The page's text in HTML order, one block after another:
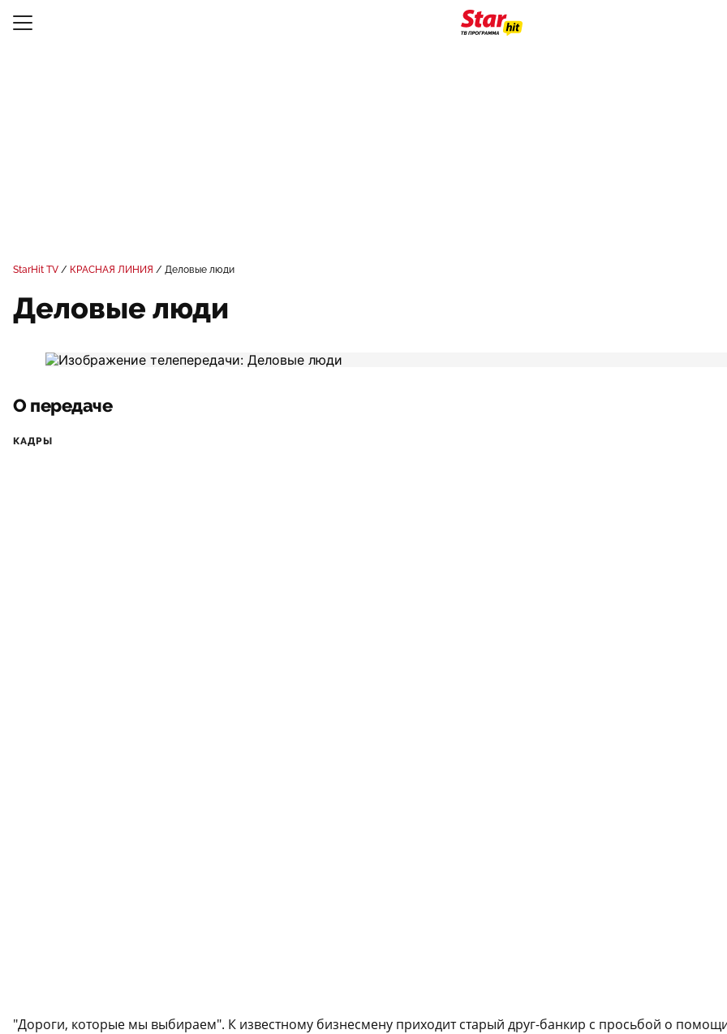
StarHit TV КРАСНАЯ ЛИНИЯ Деловые люди
Деловые люди
О передаче
КАДРЫ
"Дороги, которые мы выбираем". К известному бизнесмену приходит старый друг-банкир с просьбой о